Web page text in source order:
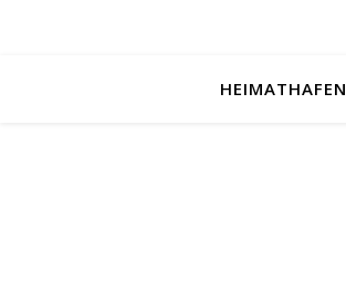
HEIMATHAFEN